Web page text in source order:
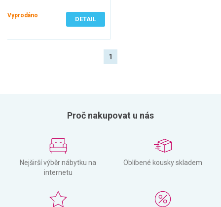
Vyprodáno
DETAIL
1
Proč nakupovat u nás
Nejširší výběr nábytku na
internetu
Oblíbené kousky skladem